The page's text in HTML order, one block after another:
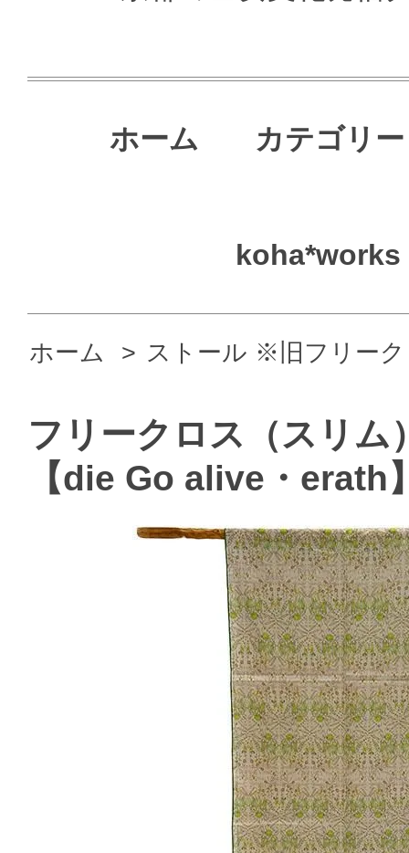
ホーム カテゴリ
ホーム > ストール ※旧フリー
フリークロス（スリム
【die Go alive・erath